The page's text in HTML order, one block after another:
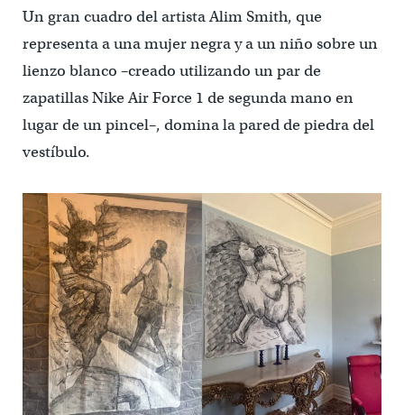
Un gran cuadro del artista Alim Smith, que
representa a una mujer negra y a un niño sobre un
lienzo blanco –creado utilizando un par de
zapatillas Nike Air Force 1 de segunda mano en
lugar de un pincel–, domina la pared de piedra del
vestíbulo.